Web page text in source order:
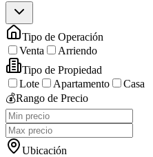
Tipo de Operación
Venta
Arriendo
Tipo de Propiedad
Lote
Apartamento
Casa
💰Rango de Precio
Ubicación